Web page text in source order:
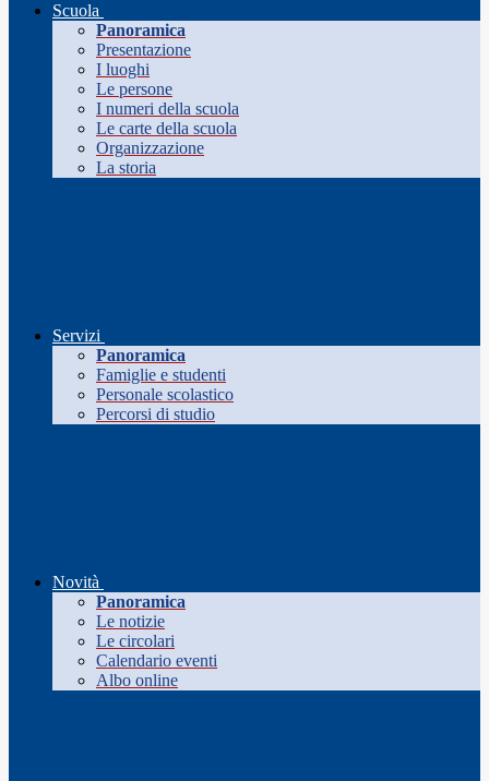
Scuola
Panoramica
Presentazione
I luoghi
Le persone
I numeri della scuola
Le carte della scuola
Organizzazione
La storia
Servizi
Panoramica
Famiglie e studenti
Personale scolastico
Percorsi di studio
Novità
Panoramica
Le notizie
Le circolari
Calendario eventi
Albo online